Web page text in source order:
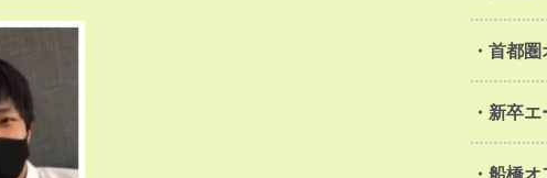
首都圏
新卒エ
船橋オ